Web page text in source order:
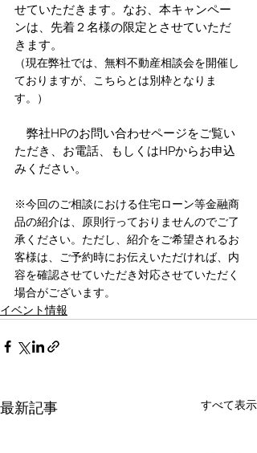
せていただきます。なお、本キャンペー
ンは、先着２名様の限定とさせていただ
きます。
（現在弊社では、無料不動産相談会を開催し
ておりますが、こちらとは別枠となりま
す。）
弊社HPのお問い合わせページをご覧い
ただき、お電話、もしくはHPからお申込
みください。
※今回のご相談における住宅ローン等金融商
品の紹介は、原則行っておりませんのでご了
承ください。ただし、紹介をご希望されるお
客様は、ご予約時にお伝えいただければ、内
容を確認させていただき対応させていただく
場合がございます。
イベント情報
最新記事 すべて表示